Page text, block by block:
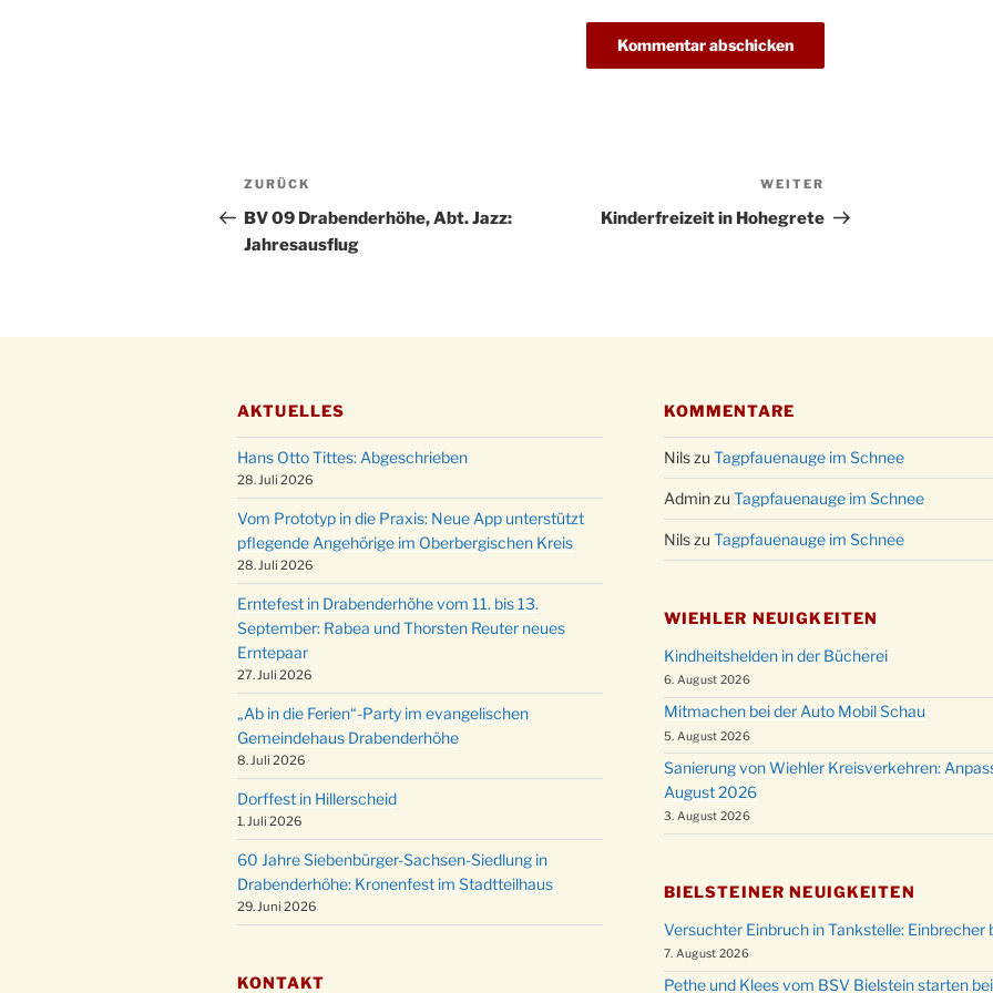
Beitragsnavigation
Vorheriger
Beitrag
ZURÜCK
BV 09 Drabenderhöhe, Abt. Jazz:
Jahresausflug
Beitrag
WEITER
Kinderfreizeit in Hohegrete
24.12.
18:00
24.12.
AKTUELLES
Hans Otto Tittes: Abgeschrieben
28. Juli 2026
Vom Prototyp in die Praxis: Neue App unterstützt
pflegende Angehörige im Oberbergischen Kreis
28. Juli 2026
Erntefest in Drabenderhöhe vom 11. bis 13.
September: Rabea und Thorsten Reuter neues
Erntepaar
27. Juli 2026
„Ab in die Ferien“-Party im evangelischen
Gemeindehaus Drabenderhöhe
8. Juli 2026
Dorffest in Hillerscheid
1. Juli 2026
60 Jahre Siebenbürger-Sachsen-Siedlung in
Drabenderhöhe: Kronenfest im Stadtteilhaus
29. Juni 2026
KONTAKT
KOMMENTARE
Nilszu Tagpfauenauge im Schnee
Adminzu Tagpfauenauge im Schnee
Nilszu Tagpfauenauge im Schnee
WIEHLER NEUIGKEITEN
Kindheitshelden in der Bücherei
6. August 2026
Mitmachen bei der Auto Mobil Schau
5. August 2026
Sanierung von Wiehler Kreisverkehren:
August 2026
3. August 2026
BIELSTEINER NEUIGKEITEN
Versuchter Einbruch in Tankstelle:
7. August 2026
Pethe und Klees vom BSV Bielstein starten